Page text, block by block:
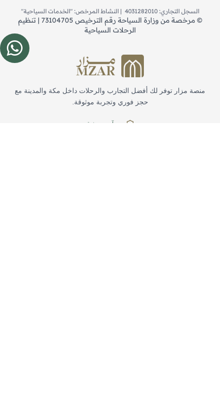
منصة مزار توفر لك أفضل التجارب والرحلات داخل مكة والمدينة مع
حجز فوري وتجربة موثوقة.
حجز آمن وموثوق
©
مرخصة من وزارة السياحة رقم الترخيص 73104705 | تنظيم
الرحلات السياحية
السجل التجاري: 4031282010 | النشاط المرخص: "الخدمات السياحية"